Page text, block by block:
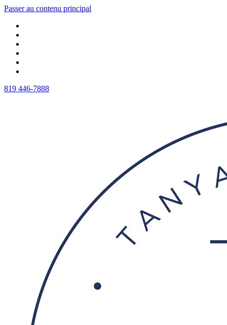
Passer au contenu principal
819 446-7888